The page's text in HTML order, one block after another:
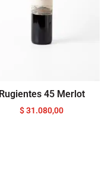
Rugientes 45 Merlot
$31.080,00